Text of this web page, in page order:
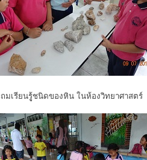
มเรียนรูู้ชนิดของหิน ในห้องวิทยาศาสตร์